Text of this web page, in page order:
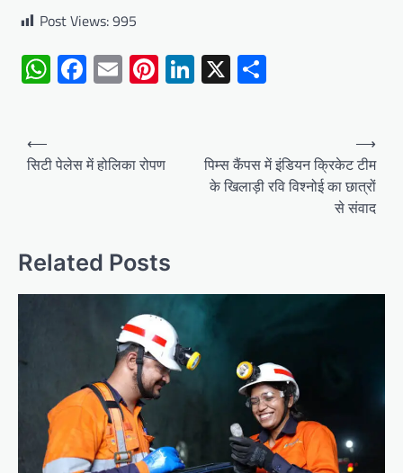
Post Views:995
WhatsApp
Facebook
EmailPinterest
LinkedIn
X
Post
navigation
⟵
सिटी पेलेस में होलिका रोपण
पिम्स कैंपस में इंडियन क्रिकेट टीम
के खिलाड़ी रवि विश्नोई का छात्रों
से संवाद
⟶
Related Posts